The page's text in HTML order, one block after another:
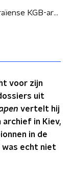
Walter Stokman dook in Oekraïense KGB-archieven: 'Je ziet twee Nederlandse spionnen overal foto’s van maken'
voor zijn
uit
vertelt hij
archief in Kiev,
in de
was echt niet